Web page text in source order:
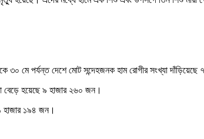
মে পর্যন্ত দেশে মোট সন্দেহজনক হাম রোগীর সংখ্যা
বেড়ে হয়েছে ৯ হাজার ২৬০ জন।
হাজার ১৯৪ জন।